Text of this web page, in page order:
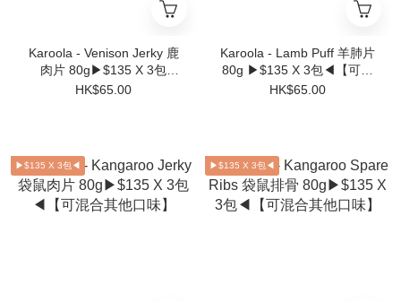
Karoola - Venison Jerky 鹿
肉片 80g▶$135 X 3包
◀【可混合其他口味】
HK$65.00
Karoola - Lamb Puff 羊肺片
80g ▶$135 X 3包◀【可混
合其他口味】
HK$65.00
▶$135 X 3包◀ ▶$135 X 3包◀